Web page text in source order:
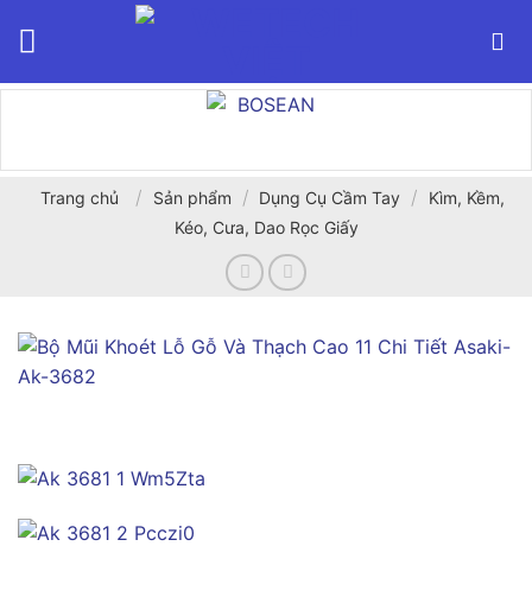
Trang chủ / Sản phẩm / Dụng Cụ Cầm Tay /
Kìm, Kềm,
Kéo, Cưa, Dao Rọc Giấy